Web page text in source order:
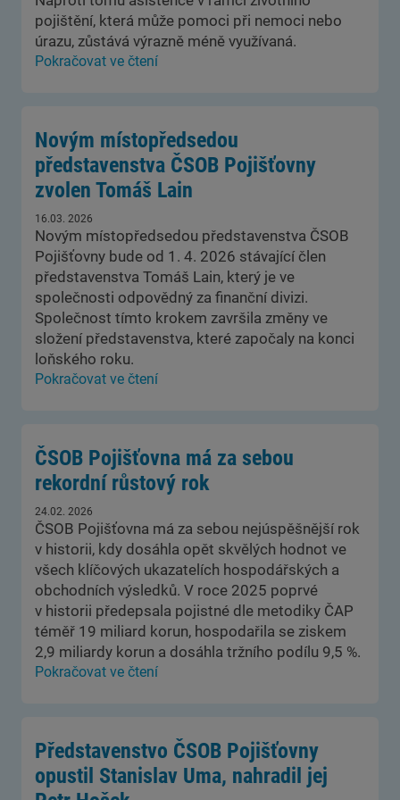
pojištění, která může pomoci při nemoci nebo
úrazu, zůstává výrazně méně využívaná.
Pokračovat ve čtení
Novým místopředsedou
představenstva ČSOB Pojišťovny
zvolen Tomáš Lain
16.03. 2026
Novým místopředsedou představenstva ČSOB
Pojišťovny bude od 1. 4. 2026 stávající člen
představenstva Tomáš Lain, který je ve
společnosti odpovědný za finanční divizi.
Společnost tímto krokem završila změny ve
složení představenstva, které započaly na konci
loňského roku.
Pokračovat ve čtení
ČSOB Pojišťovna má za sebou
rekordní růstový rok
24.02. 2026
ČSOB Pojišťovna má za sebou nejúspěšnější rok
v historii, kdy dosáhla opět skvělých hodnot ve
všech klíčových ukazatelích hospodářských a
obchodních výsledků. V roce 2025 poprvé
v historii předepsala pojistné dle metodiky ČAP
téměř 19 miliard korun, hospodařila se ziskem
2,9 miliardy korun a dosáhla tržního podílu 9,5 %.
Pokračovat ve čtení
Představenstvo ČSOB Pojišťovny
opustil Stanislav Uma, nahradil jej